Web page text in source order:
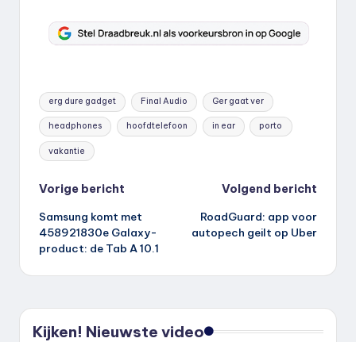
Tags:
erg dure gadget Final Audio Ger gaat ver
headphones hoofdtelefoon in ear porto
vakantie
Bericht
navigatie
Vorige bericht
Samsung komt met
458921830e Galaxy-
product: de Tab A 10.1
Volgend bericht
RoadGuard: app voor
autopech geilt op Uber
Kijken! Nieuwste video